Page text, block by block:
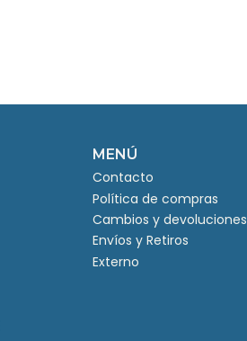
MENÚ
Contacto
Política de compras
Cambios y devoluciones
Envíos y Retiros
Externo